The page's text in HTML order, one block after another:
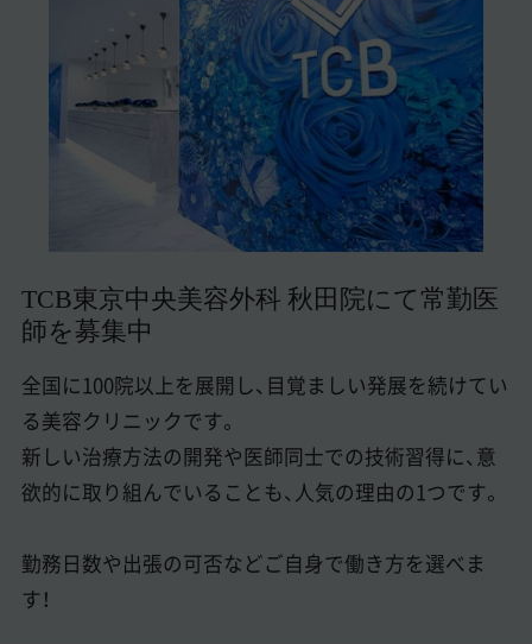
美容クリニックインタビュー
美容医療の転職お役立ち記事
美容医療辞典
医師採用ご担当者様・その他問い合わせ
TCB東京中央美容外科 秋田院にて常勤医
師を募集中
全国に100院以上を展開し、目覚ましい発展を続けてい
る美容クリニックです。
新しい治療方法の開発や医師同士での技術習得に、意
欲的に取り組んでいることも、人気の理由の1つです。
勤務日数や出張の可否などご自身で働き方を選べま
す！